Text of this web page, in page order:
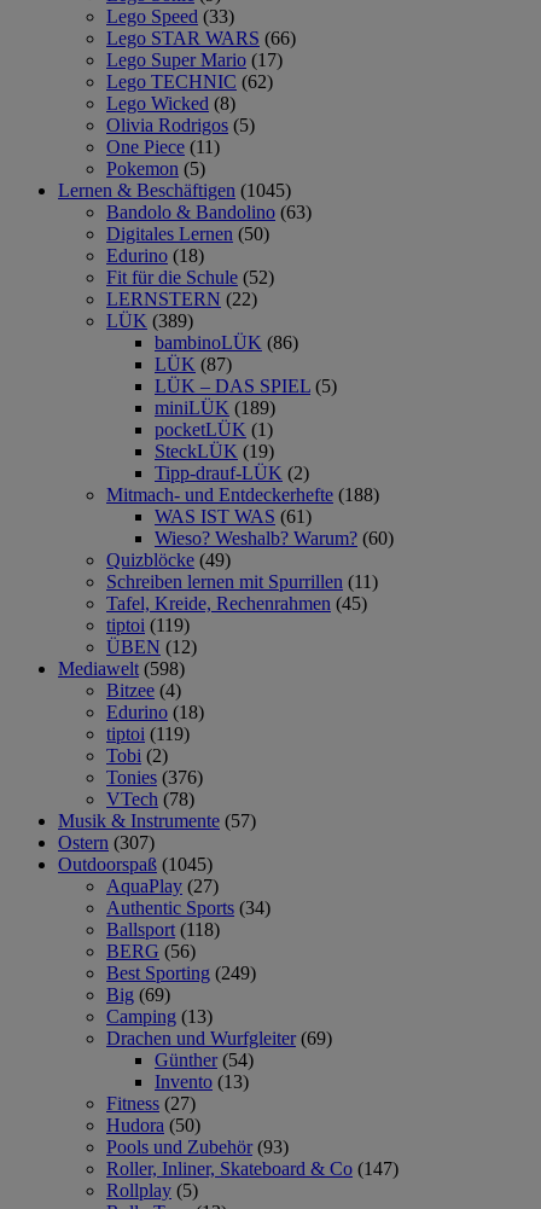
Lego Speed (33)
Lego STAR WARS (66)
Lego Super Mario (17)
Lego TECHNIC (62)
Lego Wicked (8)
Olivia Rodrigos (5)
One Piece (11)
Pokemon (5)
Lernen & Beschäftigen (1045)
Bandolo & Bandolino (63)
Digitales Lernen (50)
Edurino (18)
Fit für die Schule (52)
LERNSTERN (22)
LÜK (389)
bambinoLÜK (86)
LÜK (87)
LÜK – DAS SPIEL (5)
miniLÜK (189)
pocketLÜK (1)
SteckLÜK (19)
Tipp-drauf-LÜK (2)
Mitmach- und Entdeckerhefte (188)
WAS IST WAS (61)
Wieso? Weshalb? Warum? (60)
Quizblöcke (49)
Schreiben lernen mit Spurrillen (11)
Tafel, Kreide, Rechenrahmen (45)
tiptoi (119)
ÜBEN (12)
Mediawelt (598)
Bitzee (4)
Edurino (18)
tiptoi (119)
Tobi (2)
Tonies (376)
VTech (78)
Musik & Instrumente (57)
Ostern (307)
Outdoorspaß (1045)
AquaPlay (27)
Authentic Sports (34)
Ballsport (118)
BERG (56)
Best Sporting (249)
Big (69)
Camping (13)
Drachen und Wurfgleiter (69)
Günther (54)
Invento (13)
Fitness (27)
Hudora (50)
Pools und Zubehör (93)
Roller, Inliner, Skateboard & Co (147)
Rollplay (5)